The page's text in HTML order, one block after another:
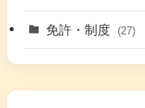
(6)
(1)
(7)
(63)
免許・制度 (27)